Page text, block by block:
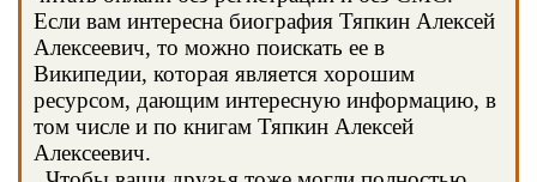
Если вам интересна биография Тяпкин Алексей
Алексеевич, то можно поискать ее в
Википедии, которая является хорошим
ресурсом, дающим интересную информацию, в
том числе и по книгам Тяпкин Алексей
Алексеевич.